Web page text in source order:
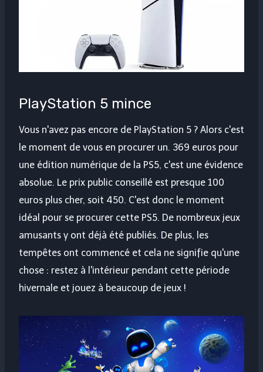
PlayStation 5 mince
Vous n'avez pas encore de PlayStation 5 ? Alors c'est
le moment de vous en procurer un. 369 euros pour
une édition numérique de la PS5, c'est une évidence
absolue. Le prix public conseillé est presque 100
euros plus cher, soit 450. C'est donc le moment
idéal pour se procurer cette PS5. De nombreux jeux
amusants y ont déjà été publiés. De plus, les
tempêtes ont commencé et cela ne signifie qu'une
chose : restez à l'intérieur pendant cette période
hivernale et jouez à beaucoup de jeux !